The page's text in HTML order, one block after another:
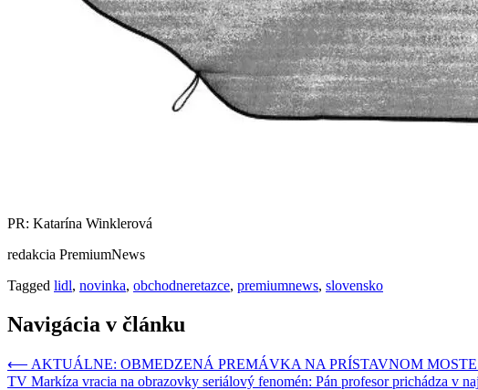
PR: Katarína Winklerová
redakcia PremiumNews
Tagged lidl, novinka, obchodneretazce, premiumnews, slovensko
Navigácia v článku
⟵ AKTUÁLNE: OBMEDZENÁ PREMÁVKA NA PRÍSTAVNOM
TV Markíza vracia na obrazovky seriálový fenomén: Pán profesor prichádza v